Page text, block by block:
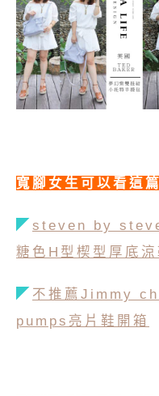
寬腳女生可以看這篇
◤ steven by
糖色H型楔型厚底涼
◤ 不推薦Jimmy
pumps亮片鞋開箱